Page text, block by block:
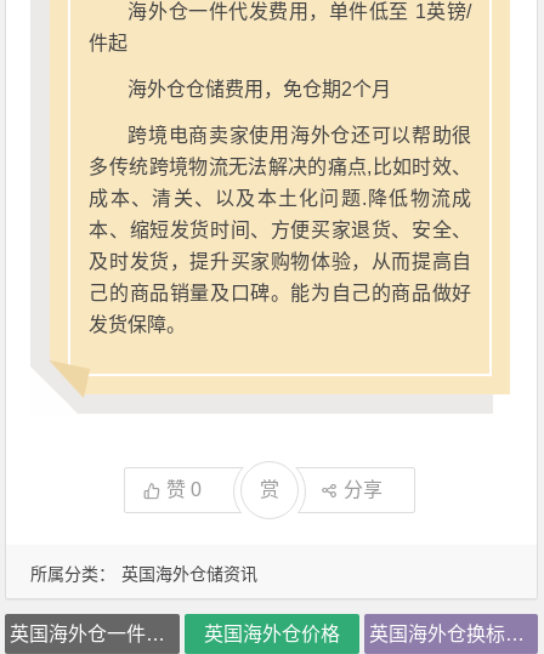
所属分类： 英国海外仓储资讯
海外仓一件代发费用，单件低至 1英镑/
件起
海外仓仓储费用，免仓期2个月
跨境电商卖家使用海外仓还可以帮助很
多传统跨境物流无法解决的痛点,比如时效、
成本、清关、以及本土化问题.降低物流成
本、缩短发货时间、方便买家退货、安全、
及时发货，提升买家购物体验，从而提高自
己的商品销量及口碑。能为自己的商品做好
发货保障。
赞0 赏 分享
英国海外仓一件代发 英国海外仓价格 英国海外仓换标价格